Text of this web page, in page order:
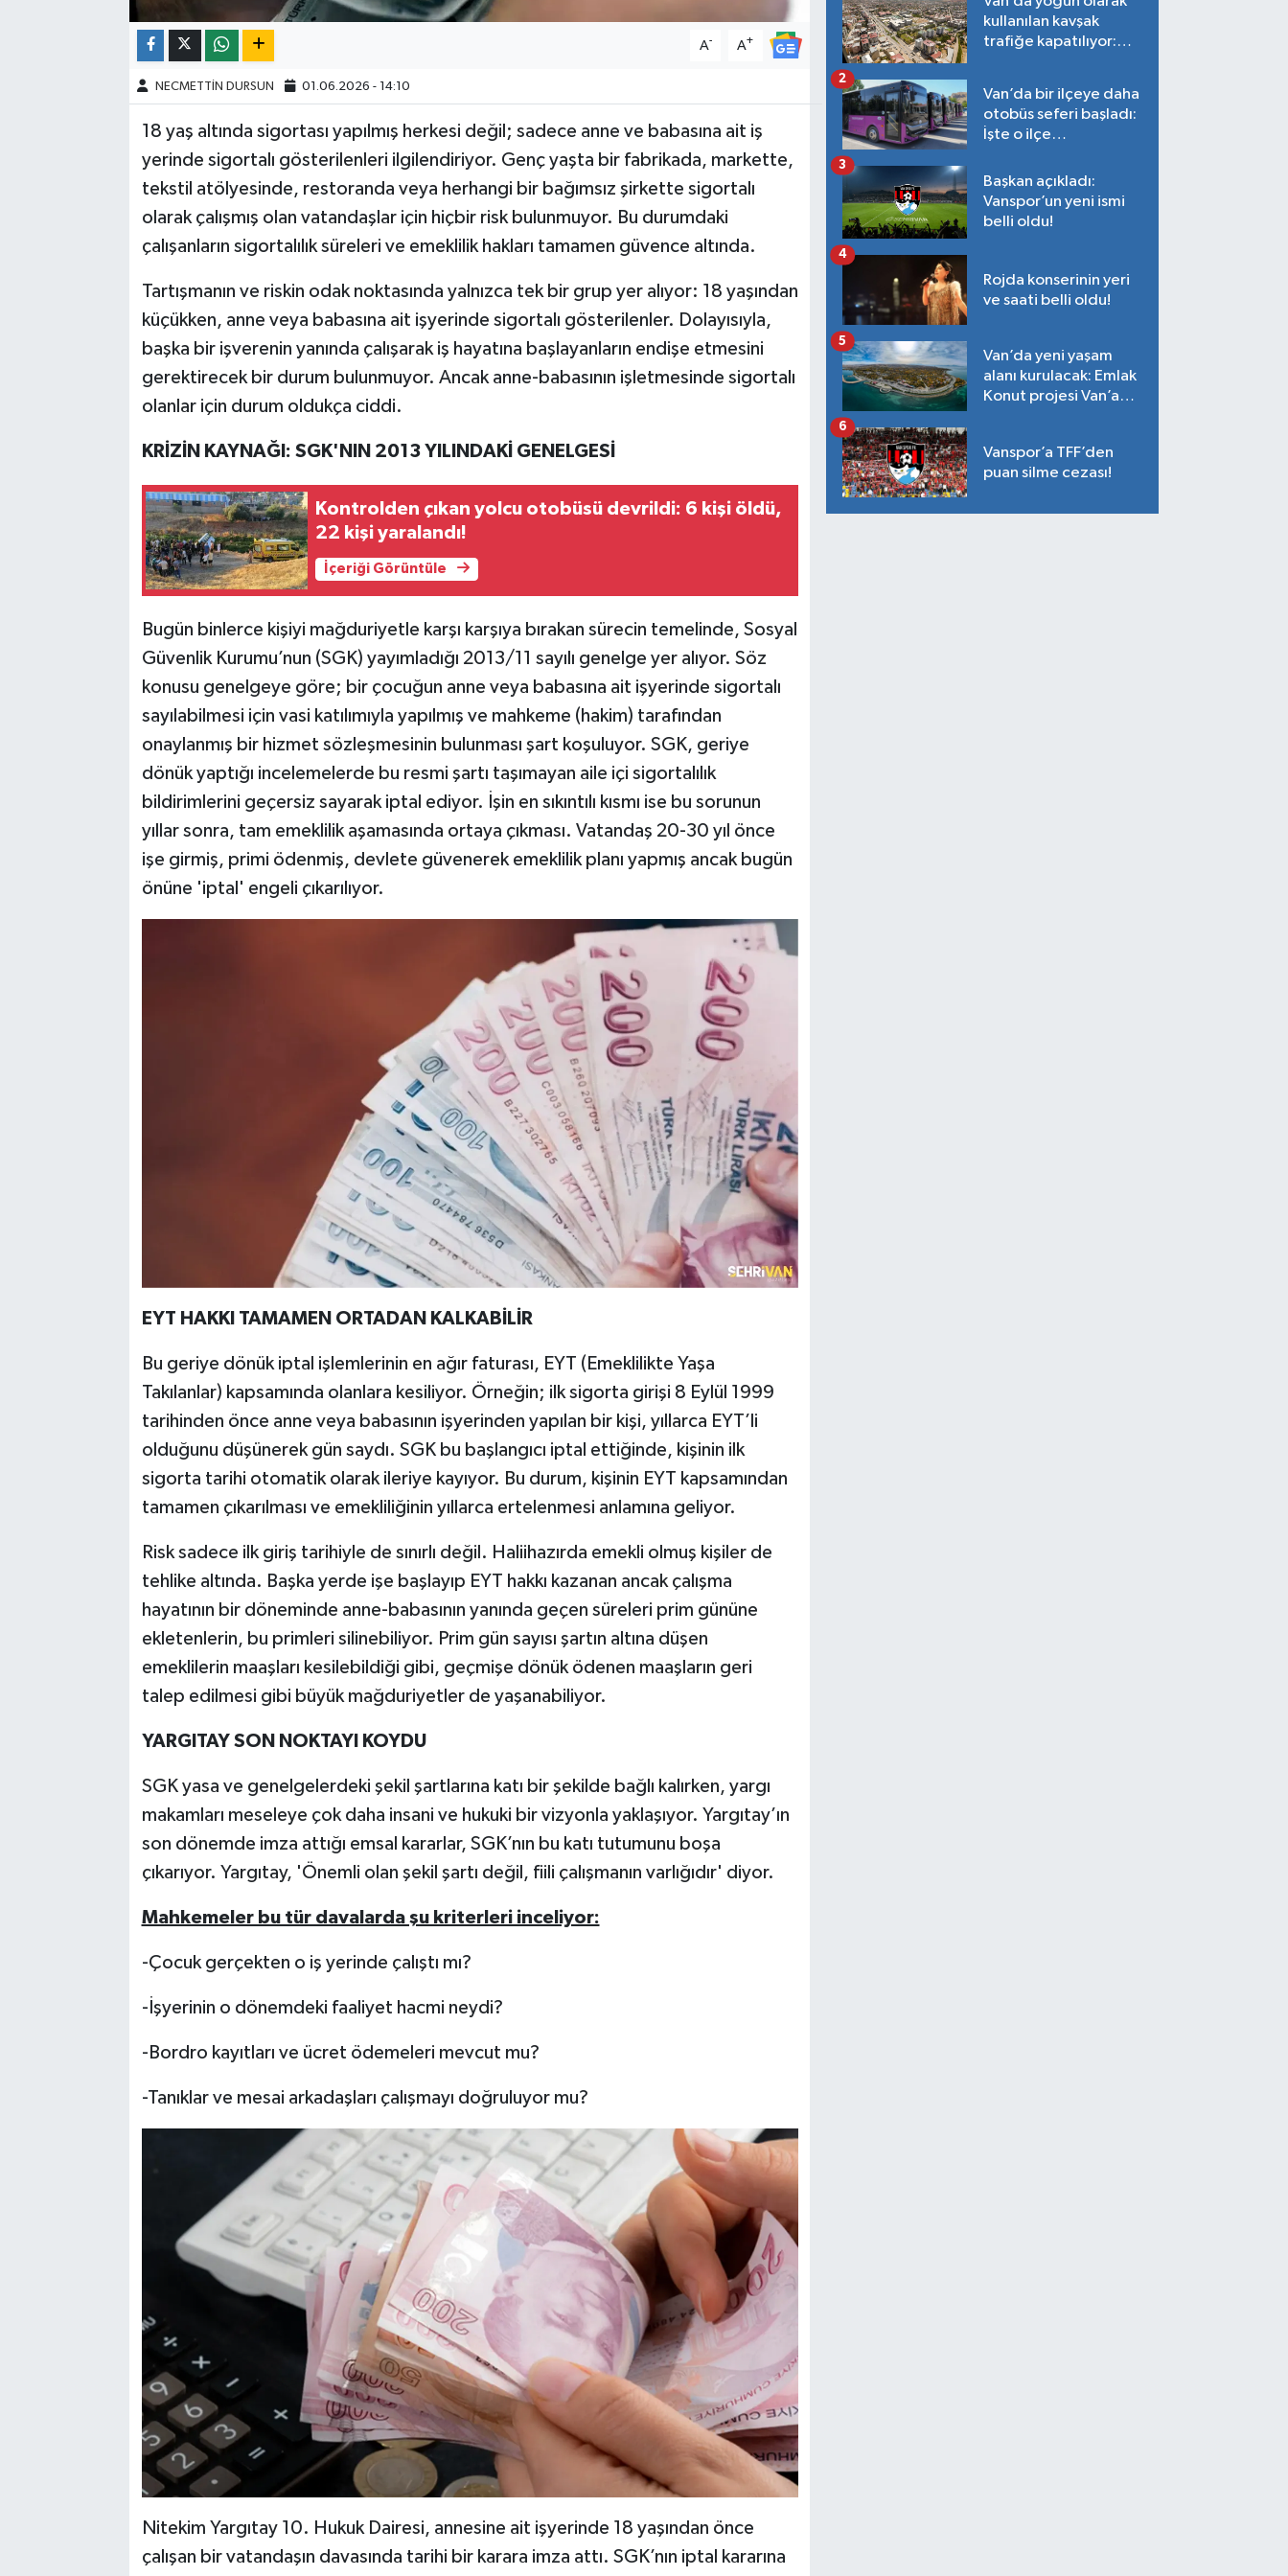
A- A+
NECMETTİN DURSUN 01.06.2026 - 14:10
18 yaş altında sigortası yapılmış herkesi değil; sadece anne ve babasına ait iş
yerinde sigortalı gösterilenleri ilgilendiriyor. Genç yaşta bir fabrikada, markette,
tekstil atölyesinde, restoranda veya herhangi bir bağımsız şirkette sigortalı
olarak çalışmış olan vatandaşlar için hiçbir risk bulunmuyor. Bu durumdaki
çalışanların sigortalılık süreleri ve emeklilik hakları tamamen güvence altında.
Tartışmanın ve riskin odak noktasında yalnızca tek bir grup yer alıyor: 18 yaşından
küçükken, anne veya babasına ait işyerinde sigortalı gösterilenler. Dolayısıyla,
başka bir işverenin yanında çalışarak iş hayatına başlayanların endişe etmesini
gerektirecek bir durum bulunmuyor. Ancak anne-babasının işletmesinde sigortalı
olanlar için durum oldukça ciddi.
KRİZİN KAYNAĞI: SGK'NIN 2013 YILINDAKİ GENELGESİ
Kontrolden çıkan yolcu otobüsü devrildi: 6 kişi öldü,
22 kişi yaralandı!
İçeriği Görüntüle
Bugün binlerce kişiyi mağduriyetle karşı karşıya bırakan sürecin temelinde, Sosyal
Güvenlik Kurumu’nun (SGK) yayımladığı 2013/11 sayılı genelge yer alıyor. Söz
konusu genelgeye göre; bir çocuğun anne veya babasına ait işyerinde sigortalı
sayılabilmesi için vasi katılımıyla yapılmış ve mahkeme (hakim) tarafından
onaylanmış bir hizmet sözleşmesinin bulunması şart koşuluyor. SGK, geriye
dönük yaptığı incelemelerde bu resmi şartı taşımayan aile içi sigortalılık
bildirimlerini geçersiz sayarak iptal ediyor. İşin en sıkıntılı kısmı ise bu sorunun
yıllar sonra, tam emeklilik aşamasında ortaya çıkması. Vatandaş 20-30 yıl önce
işe girmiş, primi ödenmiş, devlete güvenerek emeklilik planı yapmış ancak bugün
önüne 'iptal' engeli çıkarılıyor.
EYT HAKKI TAMAMEN ORTADAN KALKABİLİR
Bu geriye dönük iptal işlemlerinin en ağır faturası, EYT (Emeklilikte Yaşa
Takılanlar) kapsamında olanlara kesiliyor. Örneğin; ilk sigorta girişi 8 Eylül 1999
tarihinden önce anne veya babasının işyerinden yapılan bir kişi, yıllarca EYT’li
olduğunu düşünerek gün saydı. SGK bu başlangıcı iptal ettiğinde, kişinin ilk
sigorta tarihi otomatik olarak ileriye kayıyor. Bu durum, kişinin EYT kapsamından
tamamen çıkarılması ve emekliliğinin yıllarca ertelenmesi anlamına geliyor.
Risk sadece ilk giriş tarihiyle de sınırlı değil. Haliihazırda emekli olmuş kişiler de
tehlike altında. Başka yerde işe başlayıp EYT hakkı kazanan ancak çalışma
hayatının bir döneminde anne-babasının yanında geçen süreleri prim gününe
ekletenlerin, bu primleri silinebiliyor. Prim gün sayısı şartın altına düşen
emeklilerin maaşları kesilebildiği gibi, geçmişe dönük ödenen maaşların geri
talep edilmesi gibi büyük mağduriyetler de yaşanabiliyor.
YARGITAY SON NOKTAYI KOYDU
SGK yasa ve genelgelerdeki şekil şartlarına katı bir şekilde bağlı kalırken, yargı
makamları meseleye çok daha insani ve hukuki bir vizyonla yaklaşıyor. Yargıtay’ın
son dönemde imza attığı emsal kararlar, SGK’nın bu katı tutumunu boşa
çıkarıyor. Yargıtay, 'Önemli olan şekil şartı değil, fiili çalışmanın varlığıdır' diyor.
Mahkemeler bu tür davalarda şu kriterleri inceliyor:
-Çocuk gerçekten o iş yerinde çalıştı mı?
-İşyerinin o dönemdeki faaliyet hacmi neydi?
-Bordro kayıtları ve ücret ödemeleri mevcut mu?
-Tanıklar ve mesai arkadaşları çalışmayı doğruluyor mu?
Nitekim Yargıtay 10. Hukuk Dairesi, annesine ait işyerinde 18 yaşından önce
çalışan bir vatandaşın davasında tarihi bir karara imza attı. SGK’nın iptal kararına
kullanılan kavşak
trafiğe kapatılıyor:
Van’da bir ilçeye daha
otobüs seferi başladı:
İşte o ilçe…
2
Başkan açıkladı:
Vanspor’un yeni ismi
belli oldu!
3
Rojda konserinin yeri
ve saati belli oldu!
4
Van’da yeni yaşam
alanı kurulacak: Emlak
Konut projesi Van’a
5
Vanspor’a TFF’den
puan silme cezası!
6